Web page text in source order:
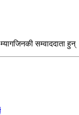
सम्वाददाता हुन्